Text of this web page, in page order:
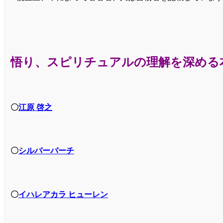
悟り、スピリチュアルの理解を深める
〇江原 啓之
〇シルバーバーチ
〇イハレアカラ ヒューレン